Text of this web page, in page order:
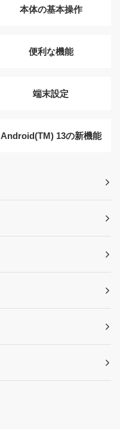
本体の基本操作
便利な機能
端末設定
Android(TM) 13の新機能